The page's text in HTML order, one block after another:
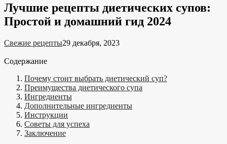
Лучшие рецепты диетических супов:
Простой и домашний гид 2024
Свежие рецепты29 декабря, 2023
Содержание
Почему стоит выбрать диетический суп?
Преимущества диетического супа
Ингредиенты
Дополнительные ингредиенты
Инструкции
Советы для успеха
Заключение